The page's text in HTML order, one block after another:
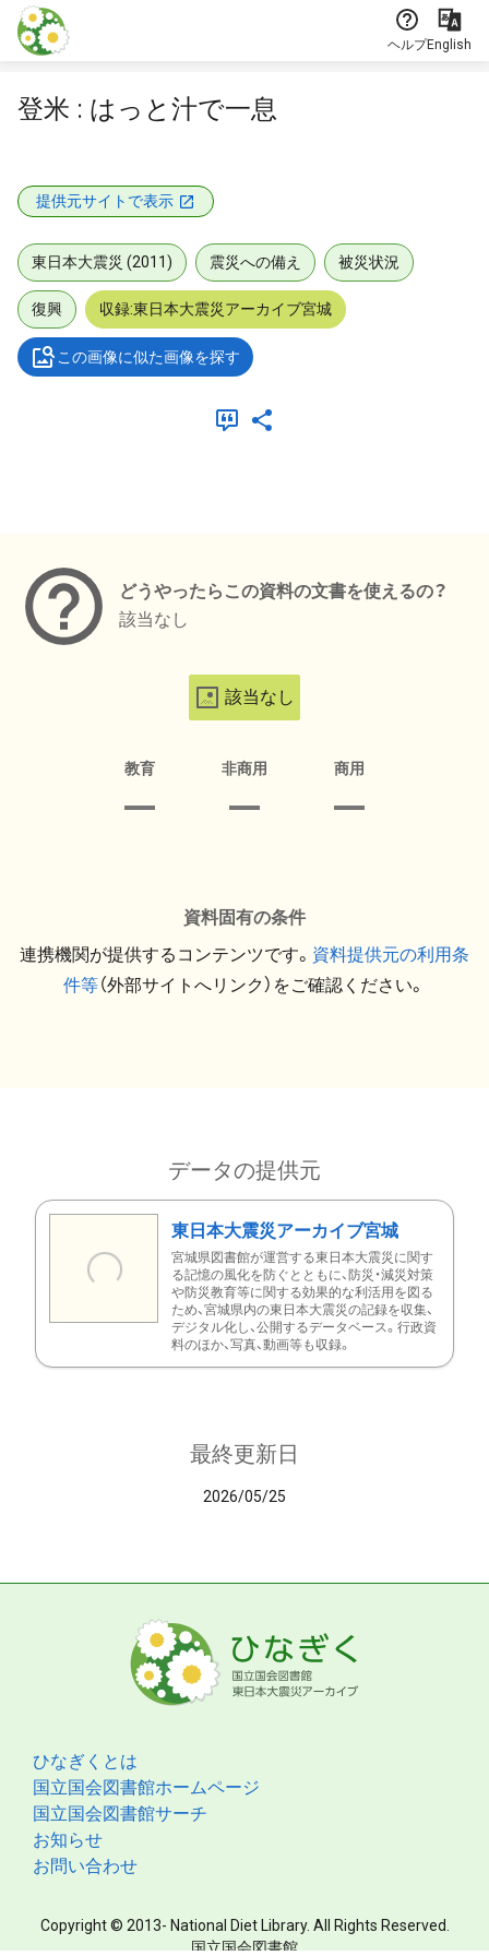
本文に飛ぶ
ヘルプEnglish
登米 : はっと汁で一息
提供元サイトで表示
東日本大震災 (2011) 震災への備え 被災状況
復興 収録:東日本大震災アーカイブ宮城
この画像に似た画像を探す
どうやったらこの資料の文書を使えるの？
該当なし
該当なし
教育 非商用 商用
資料固有の条件
連携機関が提供するコンテンツです。 資料提供元の利用条
件等（外部サイトへリンク）をご確認ください。
データの提供元
東日本大震災アーカイブ宮城
宮城県図書館が運営する東日本大震災に関す
る記憶の風化を防ぐとともに、防災・減災対策
や防災教育等に関する効果的な利活用を図る
ため、宮城県内の東日本大震災の記録を収集、
デジタル化し、公開するデータベース。行政資
料のほか、写真、動画等も収録。
最終更新日
2026/05/25
ひなぎくとは
国立国会図書館ホームページ
国立国会図書館サーチ
お知らせ
お問い合わせ
Copyright © 2013- National Diet Library. All Rights Reserved.